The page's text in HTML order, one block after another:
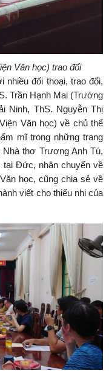
Văn học) trao đổi
nhiều đối thoại, trao đổi,
Trần Hạnh Mai (Trường
Ninh, ThS. Nguyễn Thị
Văn học) về chủ thể
mĩ trong những trang
thơ Trương Anh Tú,
tại Đức, nhân chuyến về
học, cũng chia sẻ về
viết cho thiếu nhi của